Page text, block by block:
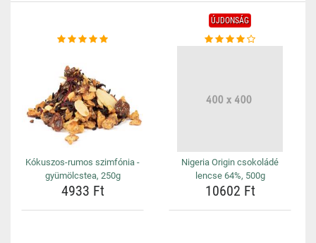
Kókuszos-rumos szimfónia -
gyümölcstea, 250g
4933 Ft
ÚJDONSÁG
Nigeria Origin csokoládé
lencse 64%, 500g
10602 Ft